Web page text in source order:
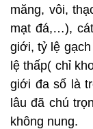
măng, vôi,
mạt đá,…),
giới, tỷ lệ
lệ thấp( chỉ
giới đa số là
lâu đã chú
không nung.